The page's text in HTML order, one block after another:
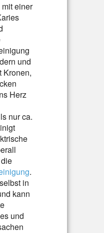
einer
und
Kronen,
Herz
nur ca.
.
in
kann
und